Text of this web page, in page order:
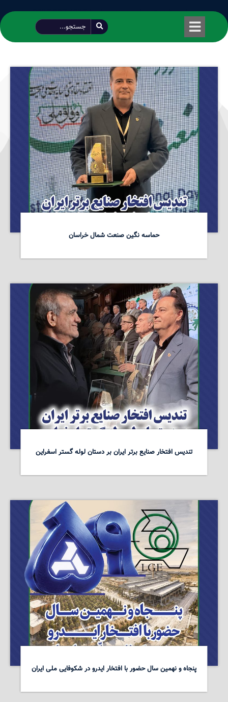
طراحی شده توسط محمود سیفی | 4215 887 0915
حماسه نگین صنعت شمال خراسان
تندیس افتخار صنایع برتر ایران بر دستان لوله گستر اسفراین
پنجاه و نهمین سال حضور با افتخار ایدرو در شکوفایی ملی ایران